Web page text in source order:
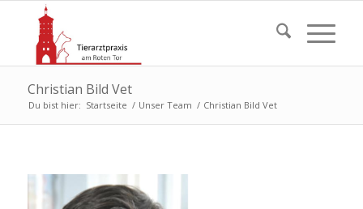
Christian Bild Vet
Du bist hier: Startseite / Unser Team / Christian Bild Vet